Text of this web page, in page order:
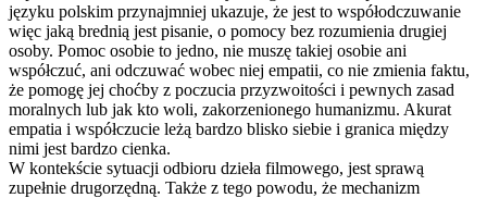
języku polskim przynajmniej ukazuje, że jest to współodczuwanie
więc jaką brednią jest pisanie, o pomocy bez rozumienia drugiej
osoby. Pomoc osobie to jedno, nie muszę takiej osobie ani
współczuć, ani odczuwać wobec niej empatii, co nie zmienia faktu,
że pomogę jej choćby z poczucia przyzwoitości i pewnych zasad
moralnych lub jak kto woli, zakorzenionego humanizmu. Akurat
empatia i współczucie leżą bardzo blisko siebie i granica między
nimi jest bardzo cienka.
W kontekście sytuacji odbioru dzieła filmowego, jest sprawą
zupełnie drugorzędną. Także z tego powodu, że mechanizm